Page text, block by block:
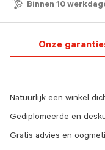
Binnen 10
Onze
Natuurlijk een winkel
Gediplomeerde en
Gratis advies en